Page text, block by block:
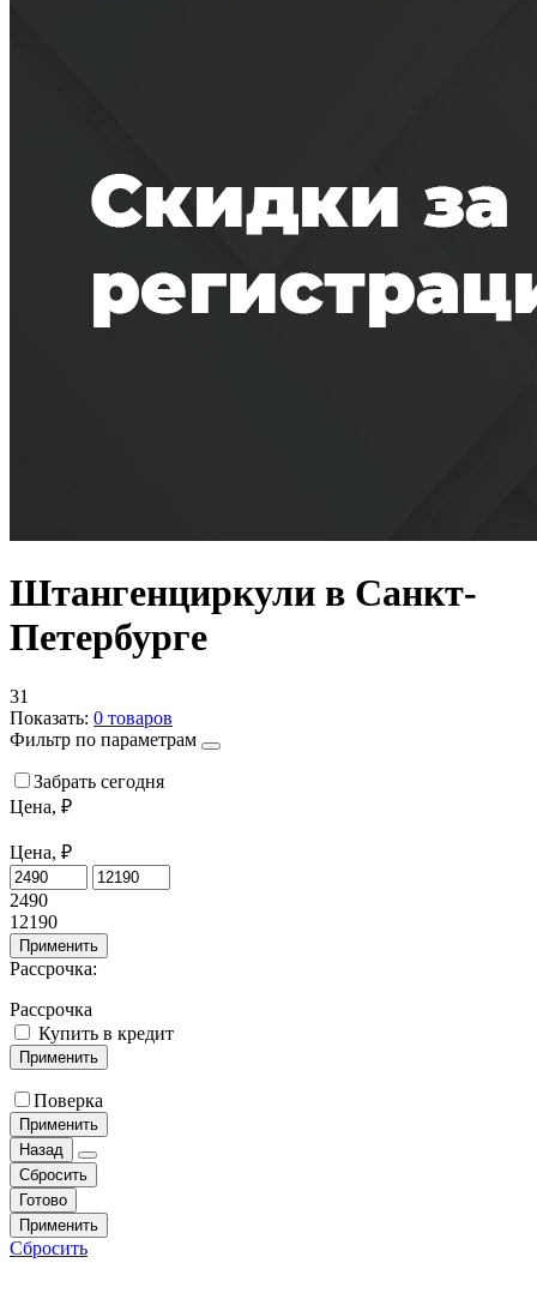
Штангенциркули в Санкт-
Петербурге
31
Показать: 0 товаров
Фильтр по параметрам
Забрать сегодня
Цена, ₽
Цена, ₽
2490
12190
Применить
Рассрочка:
Рассрочка
Купить в кредит
Применить
Поверка
Применить
Назад
Сбросить
Готово
Применить
Сбросить